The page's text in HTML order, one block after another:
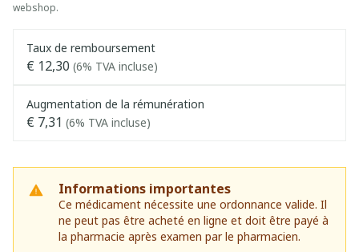
webshop.
Taux de remboursement
€ 12,30 (6% TVA incluse)
Augmentation de la rémunération
€ 7,31 (6% TVA incluse)
Informations importantes
Ce médicament nécessite une ordonnance valide. Il
ne peut pas être acheté en ligne et doit être payé à
la pharmacie après examen par le pharmacien.